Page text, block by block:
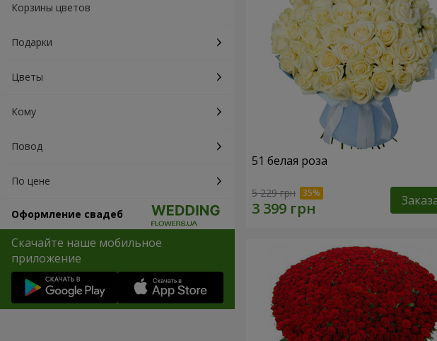
Корзины цветов
Подарки
Цветы
Кому
Повод
По цене
Оформление свадеб
Скачайте наше мобильное
приложение
51 белая роза
5 229 грн